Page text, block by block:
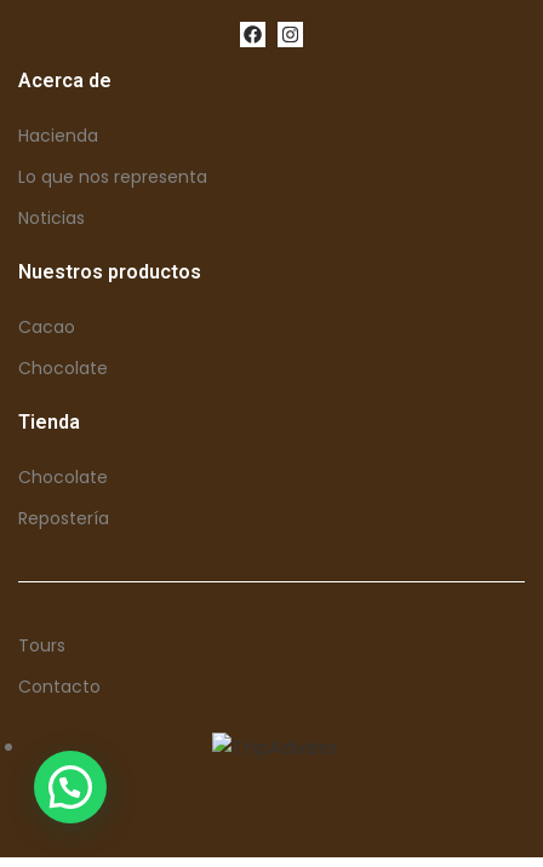
Acerca de
Hacienda
Lo que nos representa
Noticias
Nuestros productos
Cacao
Chocolate
Tienda
Chocolate
Repostería
Tours
Contacto